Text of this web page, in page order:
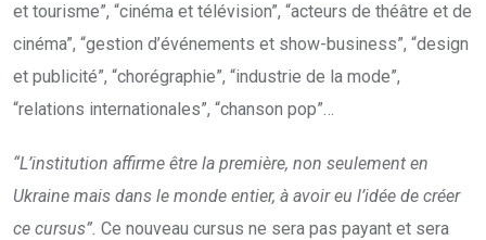
et tourisme”, “cinéma et télévision”, “acteurs de théâtre et de
cinéma”, “gestion d’événements et show-business”, “design
et publicité”, “chorégraphie”, “industrie de la mode”,
“relations internationales”, “chanson pop”…
“L’institution affirme être la première, non seulement en
Ukraine mais dans le monde entier, à avoir eu l’idée de créer
ce cursus”. Ce nouveau cursus ne sera pas payant et sera